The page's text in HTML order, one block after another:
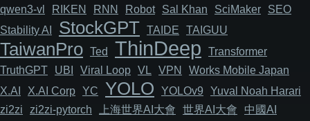
qwen3-vl
RIKEN RNN Robot Sal Khan SciMaker
SEO
Stability AI
StockGPT TAIDE TAIGUU
TaiwanPro Ted ThinDeep
Transformer
TruthGPT
UBI Viral Loop VL VPN
Works Mobile Japan
X.AI
X.AI Corp YC YOLO YOLOv9
Yuval Noah Harari
zi2zi
zi2zi-pytorch 上海世界AI大會 世界AI大會
中國AI